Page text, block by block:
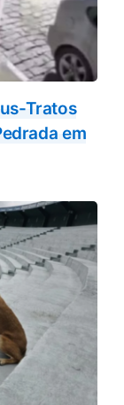
Tratos
em